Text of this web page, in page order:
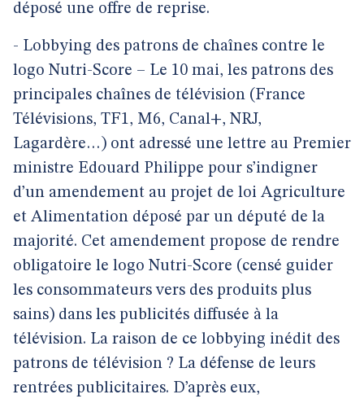
déposé une offre de reprise.
- Lobbying des patrons de chaînes contre le
logo Nutri-Score – Le 10 mai, les patrons des
principales chaînes de télévision (France
Télévisions, TF1, M6, Canal+, NRJ,
Lagardère…) ont adressé une lettre au Premier
ministre Edouard Philippe pour s’indigner
d’un amendement au projet de loi Agriculture
et Alimentation déposé par un député de la
majorité. Cet amendement propose de rendre
obligatoire le logo Nutri-Score (censé guider
les consommateurs vers des produits plus
sains) dans les publicités diffusée à la
télévision. La raison de ce lobbying inédit des
patrons de télévision ? La défense de leurs
rentrées publicitaires. D’après eux,